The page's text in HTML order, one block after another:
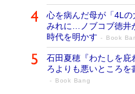
心を病んだ母が「4L
みれに…ノブコブ徳井
時代を明かす
Book
石田夏穂『わたしを庇
ろよりも悪いところを
Book Bang